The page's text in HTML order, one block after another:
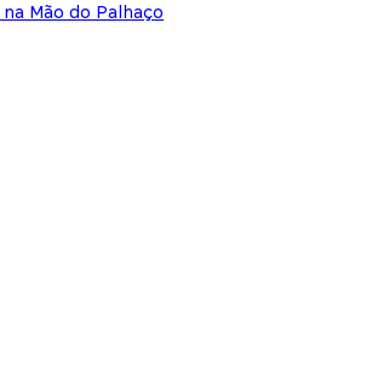
Mão do Palhaço